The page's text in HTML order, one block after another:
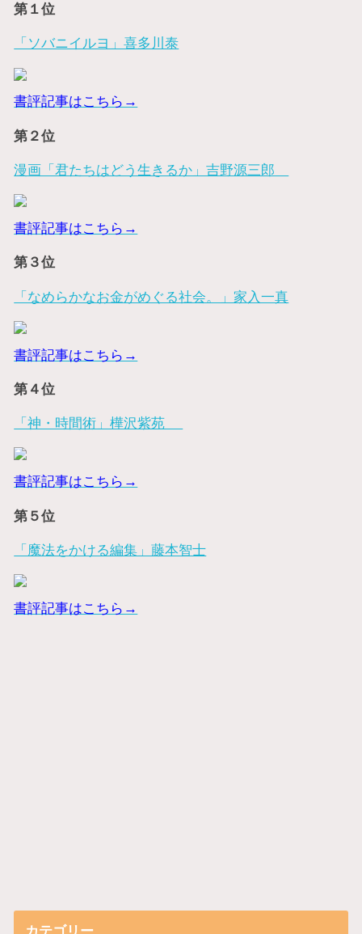
第１位
「ソバニイルヨ」喜多川泰
書評記事はこちら→
第２位
漫画「君たちはどう生きるか」吉野源三郎
書評記事はこちら→
第３位
「なめらかなお金がめぐる社会。」家入一真
書評記事はこちら→
第４位
「神・時間術」樺沢紫苑
書評記事はこちら→
第５位
「魔法をかける編集」藤本智士
書評記事はこちら→
カテゴリー